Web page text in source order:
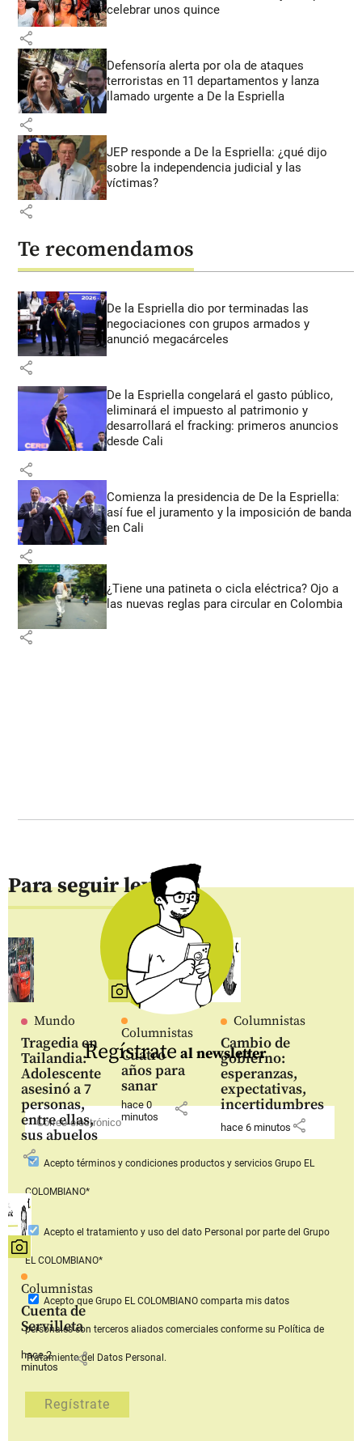
celebrar unos quince
share
Defensoría alerta por ola de ataques
terroristas en 11 departamentos y lanza
llamado urgente a De la Espriella
share
JEP responde a De la Espriella: ¿qué dijo
sobre la independencia judicial y las
víctimas?
share
Te recomendamos
De la Espriella dio por terminadas las
negociaciones con grupos armados y
anunció megacárceles
share
De la Espriella congelará el gasto público,
eliminará el impuesto al patrimonio y
desarrollará el fracking: primeros anuncios
desde Cali
share
Comienza la presidencia de De la Espriella:
así fue el juramento y la imposición de banda
en Cali
share
¿Tiene una patineta o cicla eléctrica? Ojo a
las nuevas reglas para circular en Colombia
share
Para seguir leyendo
Mundo
Tragedia en
Tailandia:
Adolescente
asesinó a 7
personas,
entre ellas,
sus abuelos
share
Columnistas
Cuatro
años para
sanar
hace 0
minutos
share
Columnistas
Cambio de
gobierno:
esperanzas,
expectativas,
incertidumbres
hace 6 minutos share
Columnistas
Cuenta de
Servilleta
hace 2
minutos
share
Regístrate al newsletter
Aceptotérminos y condiciones productos y serviciosGrupo EL
COLOMBIANO*
Acepto el tratamiento y uso del dato Personal por parte del Grupo
EL COLOMBIANO*
Acepto que Grupo EL COLOMBIANOcomparta mis datos
personales con terceros aliados comerciales conforme su Política de
Tratamiento del Datos Personal.